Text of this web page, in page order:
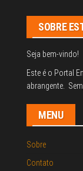
SOBRE
Seja bem-vindo!
Este é o Portal
abrangente.
MENU
Sobre
Contato